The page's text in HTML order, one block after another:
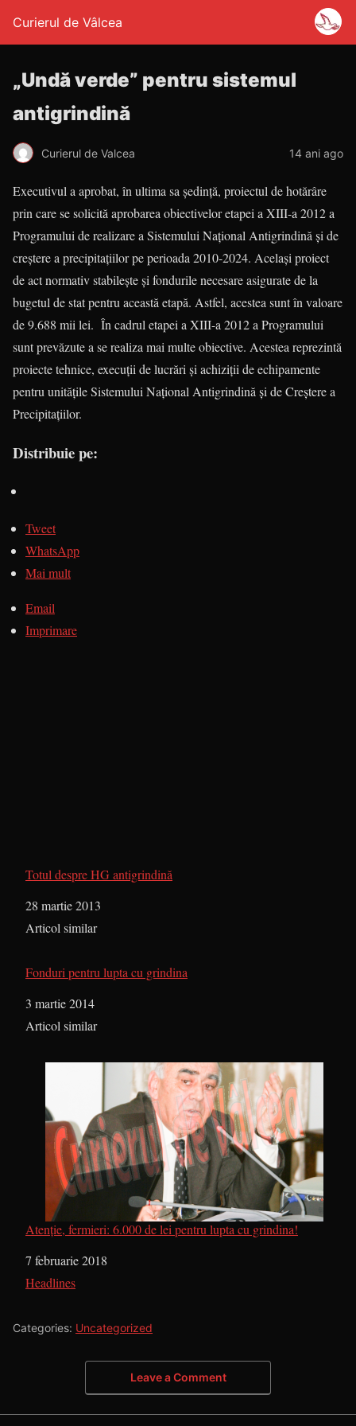
Curierul de Vâlcea
„Undă verde” pentru sistemul
antigrindină
Curierul de Valcea 14 ani ago
Executivul a aprobat, în ultima sa şedinţă, proiectul de hotărâre
prin care se solicită aprobarea obiectivelor etapei a XIII-a 2012 a
Programului de realizare a Sistemului Naţional Antigrindină şi de
creştere a precipitaţiilor pe perioada 2010-2024. Acelaşi proiect
de act normativ stabileşte şi fondurile necesare asigurate de la
bugetul de stat pentru această etapă. Astfel, acestea sunt în valoare
de 9.688 mii lei. În cadrul etapei a XIII-a 2012 a Programului
sunt prevăzute a se realiza mai multe obiective. Acestea reprezintă
proiecte tehnice, execuţii de lucrări şi achiziţii de echipamente
pentru unităţile Sistemului Naţional Antigrindină şi de Creştere a
Precipitaţiilor.
Distribuie pe:
Tweet
WhatsApp
Mai mult
Email
Imprimare
Totul despre HG antigrindină
Dată
28 martie 2013
În legătură cu
Articol similar
Fonduri pentru lupta cu grindina
Dată
3 martie 2014
În legătură cu
Articol similar
Atenție, fermieri: 6.000 de lei pentru lupta cu grindina!
Dată
7 februarie 2018
În legătură cu
Headlines
Categories: Uncategorized
Leave a Comment